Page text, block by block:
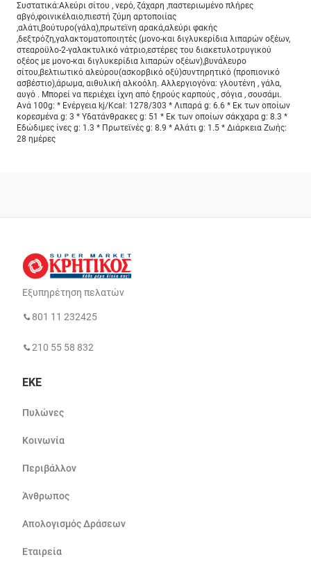
Συστατικά:Αλεύρι σίτου , νερό, ζάχαρη ,παστεριωμένο πλήρες
αβγό,φοινικέλαιο,πιεστή ζύμη αρτοποιίας
,αλάτι,βούτυρο(γάλα),πρωτεϊνη αρακά,αλεύρι φακής
,δεξτρόζη,γαλακτοματοποιητές (μονο-και διγλυκερίδια λιπαρών οξέων,
στεαροϋλο-2-γαλακτυλικό νάτριο,εστέρες του διακετυλοτρυγικού
οξέος με μονο-και διγλυκερίδια λιπαρών οξέων),βυνάλευρο
σίτου,βελτιωτικό αλεύρου(ασκορβικό οξύ)συντηρητικό (προπιονικό
ασβέστιο),άρωμα, αιθυλική αλκοόλη. Αλλεργιογόνα: γλουτένη , γάλα,
αυγό . Μπορεί να περιέχει ίχνη από ξηρούς καρπούς , σόγια , σουσάμι.
Ανά 100g: * Ενέργεια kj/Kcal: 1278/303 * Λιπαρά g: 6.6 * Eκ των οποίων
κορεσμένα g: 3 * Υδατάνθρακες g: 51 * Eκ των οποίων σάκχαρα g: 8.3 *
Εδώδιμες ίνες g: 1.3 * Πρωτεϊνές g: 8.9 * Αλάτι g: 1.5 * Διάρκεια Ζωής:
28 ημέρες
Εξυπηρέτηση πελατών
801 11 232425
210 55 58 832
ΕΚΕ
Πυλώνες
Κοινωνία
Περιβάλλον
Άνθρωπος
Απολογισμός Δράσεων
Εταιρεία